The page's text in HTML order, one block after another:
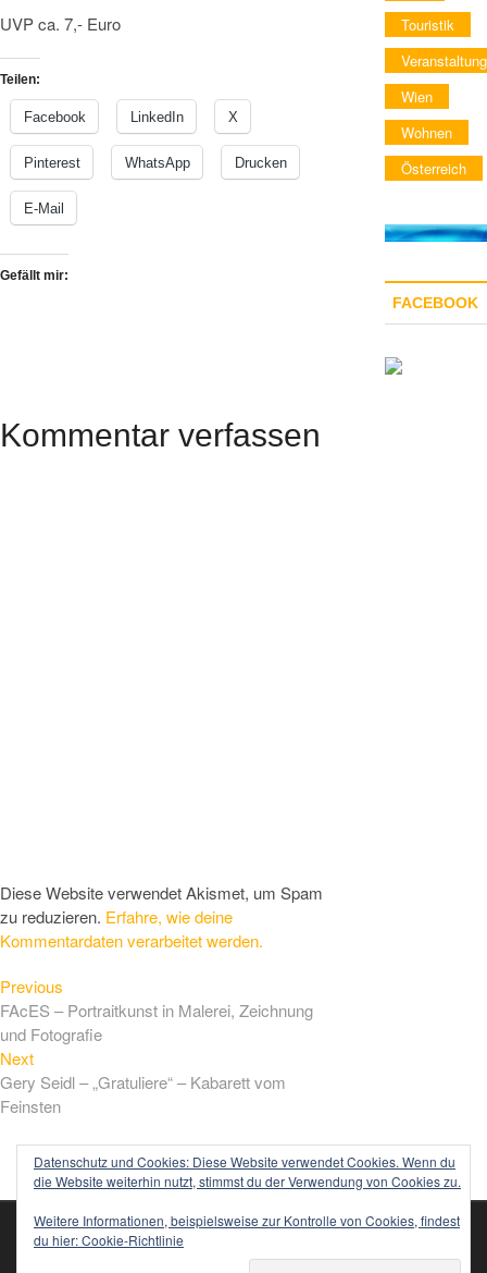
UVP ca. 7,- Euro
Teilen:
Facebook LinkedIn X
Pinterest WhatsApp Drucken
E-Mail
Gefällt mir:
Kommentar verfassen
Diese Website verwendet Akismet, um Spam
zu reduzieren. Erfahre, wie deine
Kommentardaten verarbeitet werden.
Beitragsnavigation
Previous
post:
FAcES – Portraitkunst in Malerei, Zeichnung
und Fotografie
NextNext
post:
Gery Seidl – „Gratuliere“ – Kabarett vom
Feinsten
Touristik
Veranstaltung
Wien
Wohnen
Österreich
FACEBOOK
Startseite
TOP
Datenschutz und Cookies: Diese Website verwendet Cookies. Wenn du
die Website weiterhin nutzt, stimmst du der Verwendung von Cookies zu.
Weitere Informationen, beispielsweise zur Kontrolle von Cookies, findest
du hier:Cookie-Richtlinie